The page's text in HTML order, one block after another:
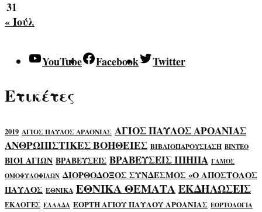
31
« Ιούλ
YouTube Facebook Twitter
Ετικέτες
2019 ΑΓΙΟΣ ΠΑΥΛΟΣ ΑΡΑΟΝΙΑΣ ΑΓΙΟΣ ΠΑΥΛΟΣ ΑΡΟΑΝΙΑΣ
ΑΝΘΡΩΠΙΣΤΙΚΕΣ ΒΟΗΘΕΙΕΣ ΒΙΒΛΙΟΠΑΡΟΥΣΙΑΣΗ ΒΙΝΤΕΟ
ΒΙΟΙ ΑΓΙΩΝ ΒΡΑΒΕΥΣΕΙΣ ΒΡΑΒΕΥΣΕΙΣ ΙΠΗΠΑ ΓΑΜΟΣ
ΟΜΟΦΥΛΟΦΙΛΩΝ ΔΙΟΡΘΟΔΟΞΟΣ ΣΥΝΔΕΣΜΟΣ «Ο ΑΠΟΣΤΟΛΟΣ
ΠΑΥΛΟΣ ΕΘΝΙΚΑ ΕΘΝΙΚΑ ΘΕΜΑΤΑΕΚΔΗΛΩΣΕΙΣ
ΕΚΛΟΓΕΣ ΕΛΛΑΔΑ ΕΟΡΤΗ ΑΓΙΟΥ ΠΑΥΛΟΥ ΑΡΟΑΝΙΑΣ ΕΟΡΤΟΛΟΓΙΑ